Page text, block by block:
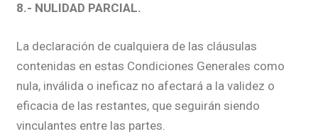
8.- NULIDAD PARCIAL.
La declaración de cualquiera de las cláusulas
contenidas en estas Condiciones Generales como
nula, inválida o ineficaz no afectará a la validez o
eficacia de las restantes, que seguirán siendo
vinculantes entre las partes.